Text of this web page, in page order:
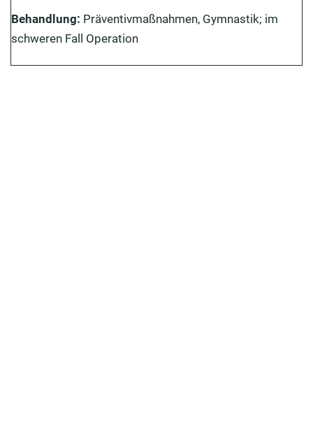
Behandlung: Präventivmaßnahmen, Gymnastik; im
schweren Fall Operation